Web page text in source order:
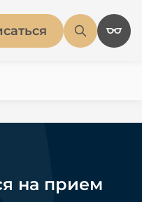
на прием